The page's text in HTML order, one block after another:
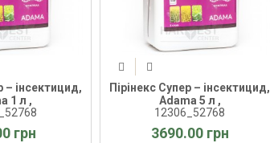
– інсектицид,
1 л ,
грн
Пірінекс Супер – інсектицид,
Adama 5 л ,
12306_52768
3690.00 грн